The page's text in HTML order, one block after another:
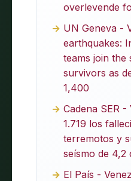
overlevende
UN Geneva -
earthquakes:
teams join
survivors as
1,400
Cadena SER
1.719 los
terremotos y
seísmo de 4,2
El País -